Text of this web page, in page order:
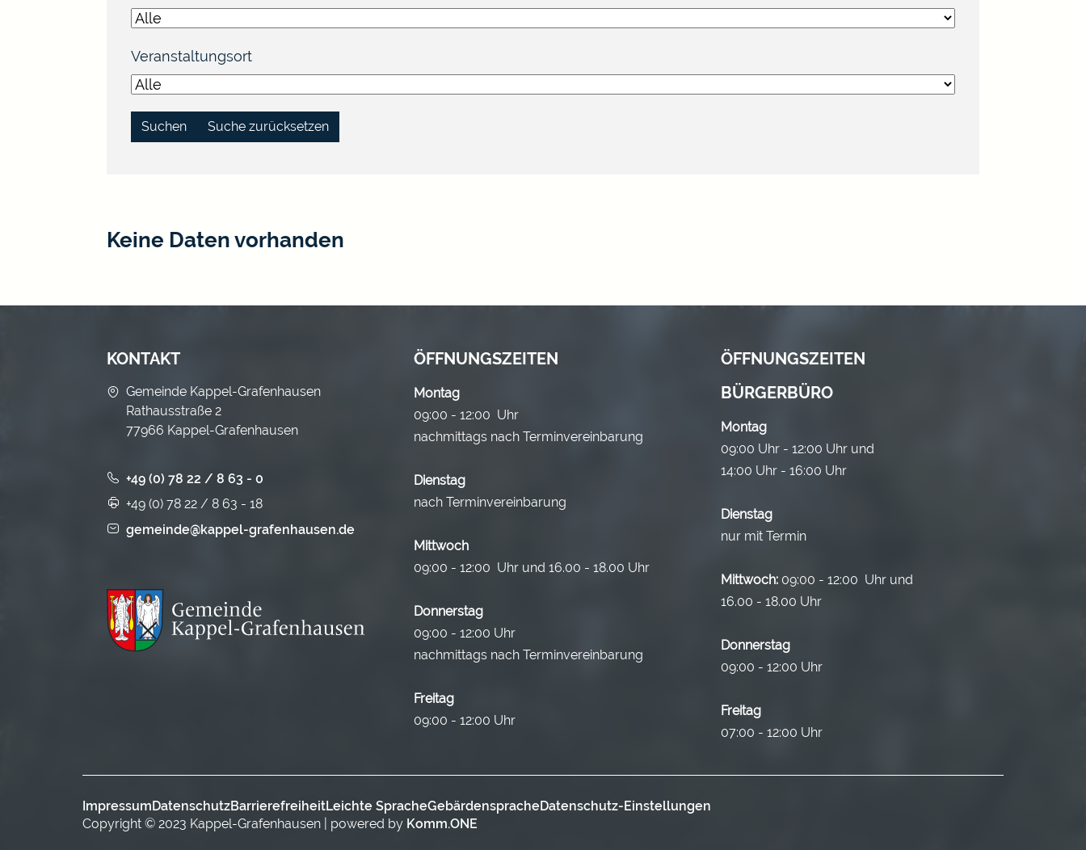
Veranstaltungsort
Suche zurücksetzen
Keine Daten vorhanden
KONTAKT
Gemeinde Kappel-Grafenhausen
Rathausstraße 2
77966 Kappel-Grafenhausen
+49 (0) 78 22 / 8 63 - 0
+49 (0) 78 22 / 8 63 - 18
gemeinde@kappel-grafenhausen.de
ÖFFNUNGSZEITEN
Montag
09:00 - 12:00 Uhr
nachmittags nach Terminvereinbarung
Dienstag
nach Terminvereinbarung
Mittwoch
09:00 - 12:00 Uhr und 16.00 - 18.00 Uhr
Donnerstag
09:00 - 12:00 Uhr
nachmittags nach Terminvereinbarung
Freitag
09:00 - 12:00 Uhr
ÖFFNUNGSZEITEN
BÜRGERBÜRO
Montag
09:00 Uhr - 12:00 Uhr und
14:00 Uhr - 16:00 Uhr
Dienstag
nur mit Termin
Mittwoch: 09:00 - 12:00 Uhr und
16.00 - 18.00 Uhr
Donnerstag
09:00 - 12:00 Uhr
Freitag
07:00 - 12:00 Uhr
ImpressumDatenschutzBarrierefreiheitLeichte SpracheGebärdenspracheDatenschutz-Einstellungen
Copyright © 2023 Kappel-Grafenhausen | powered by Komm.ONE